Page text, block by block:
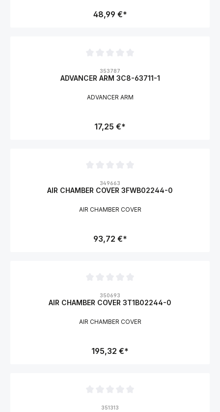
48,99 €*
353787
ADVANCER ARM 3C8-63711-1
ADVANCER ARM
17,25 €*
349663
AIR CHAMBER COVER 3FWB02244-0
AIR CHAMBER COVER
93,72 €*
350693
AIR CHAMBER COVER 3T1B02244-0
AIR CHAMBER COVER
195,32 €*
351313